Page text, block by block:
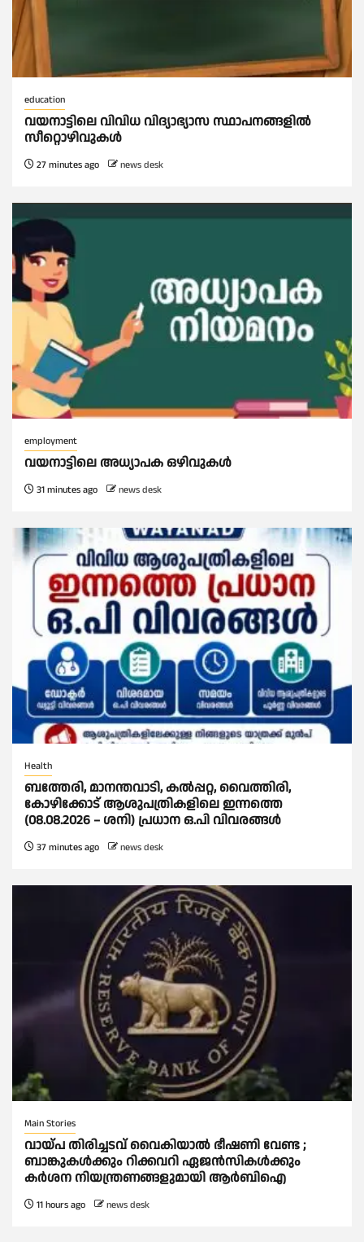
education
വയനാട്ടിലെ വിവിധ വിദ്യാഭ്യാസ സ്ഥാപനങ്ങളിൽ
സീറ്റൊഴിവുകൾ
27 minutes ago news desk
employment
വയനാട്ടിലെ അധ്യാപക ഒഴിവുകൾ
31 minutes ago news desk
Health
ബത്തേരി, മാനന്തവാടി, കൽപ്പറ്റ, വൈത്തിരി,
കോഴിക്കോട് ആശുപത്രികളിലെ ഇന്നത്തെ
(08.08.2026 – ശനി) പ്രധാന ഒ.പി വിവരങ്ങൾ
37 minutes ago news desk
Main Stories
വായ്പ തിരിച്ചടവ് വൈകിയാല്‍ ഭീഷണി വേണ്ട ;
ബാങ്കുകള്‍ക്കും റിക്കവറി ഏജൻസികള്‍ക്കും
കര്‍ശന നിയന്ത്രണങ്ങളുമായി ആര്‍ബിഐ
11 hours ago news desk